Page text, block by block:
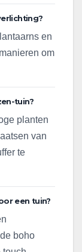
en
om
tuin?
planten
van
te
een tuin?
boho